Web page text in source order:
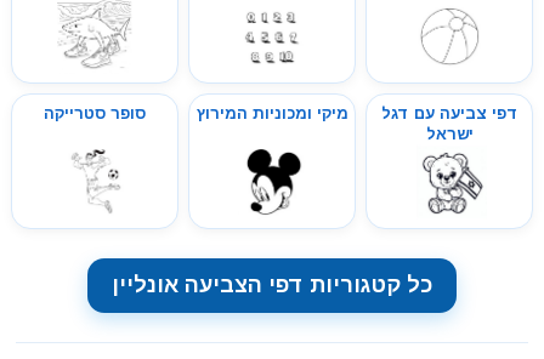
דפי צביעה עם דגל
ישראל
מיקי ומכוניות המירוץ סופר סטרייקה
כל קטגוריות דפי הצביעה אונליין